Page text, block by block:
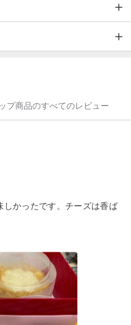
プ商品のすべてのレビュー
かったです。チーズは香ば